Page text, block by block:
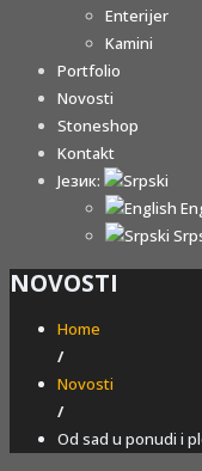
Enterijer
Kamini
Portfolio
Novosti
Stoneshop
Kontakt
Језик:
NOVOSTI
Home
/
Novosti
/
Od sad u ponudi i